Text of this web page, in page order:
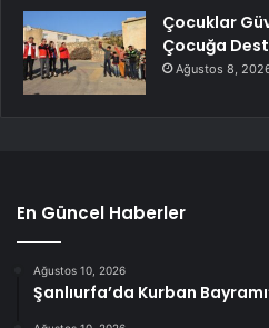
Çocuklar
Çocuğa
Ağustos 8,
En Güncel Haberler
Ağustos 10, 2026
Şanlıurfa’da Kurban